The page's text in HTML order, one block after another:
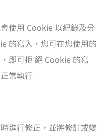
使用 Cookie 以紀錄及分
的寫入，您可在您使用的
即可拒 絕 Cookie 的寫
常執行
進行修正，並將修訂或變